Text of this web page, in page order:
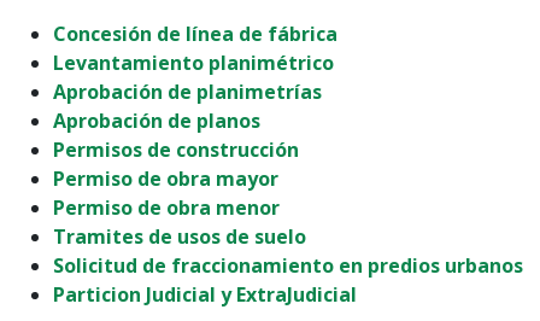
Concesión de línea de fábrica
Levantamiento planimétrico
Aprobación de planimetrías
Aprobación de planos
Permisos de construcción
Permiso de obra mayor
Permiso de obra menor
Tramites de usos de suelo
Solicitud de fraccionamiento en predios urbanos
Particion Judicial y ExtraJudicial